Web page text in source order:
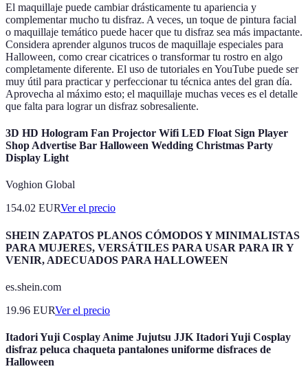
El maquillaje puede cambiar drásticamente tu apariencia y
complementar mucho tu disfraz. A veces, un toque de pintura facial
o maquillaje temático puede hacer que tu disfraz sea más impactante.
Considera aprender algunos trucos de maquillaje especiales para
Halloween, como crear cicatrices o transformar tu rostro en algo
completamente diferente. El uso de tutoriales en YouTube puede ser
muy útil para practicar y perfeccionar tu técnica antes del gran día.
Aprovecha al máximo esto; el maquillaje muchas veces es el detalle
que falta para lograr un disfraz sobresaliente.
3D HD Hologram Fan Projector Wifi LED Float Sign Player
Shop Advertise Bar Halloween Wedding Christmas Party
Display Light
Voghion Global
154.02 EURVer el precio
SHEIN ZAPATOS PLANOS CÓMODOS Y MINIMALISTAS
PARA MUJERES, VERSÁTILES PARA USAR PARA IR Y
VENIR, ADECUADOS PARA HALLOWEEN
es.shein.com
19.96 EURVer el precio
Itadori Yuji Cosplay Anime Jujutsu JJK Itadori Yuji Cosplay
disfraz peluca chaqueta pantalones uniforme disfraces de
Halloween